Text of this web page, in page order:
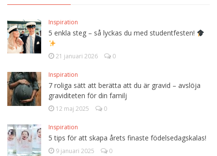
Inspiration
5 enkla steg – så lyckas du med studentfesten!
21 januari 2026 0
Inspiration
7 roliga sätt att berätta att du är gravid – avslöja
graviditeten för din familj
12 maj 2025 0
Inspiration
5 tips för att skapa årets finaste födelsedagskalas!
9 januari 2025 0